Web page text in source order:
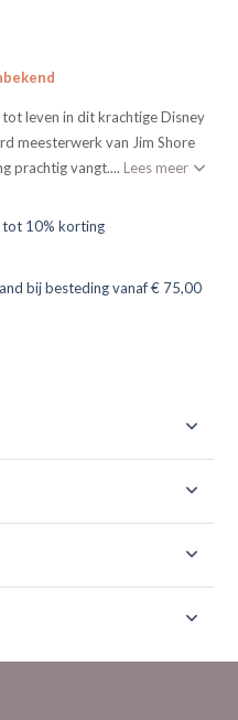
leven in dit krachtige Disney
meesterwerk van Jim Shore
prachtig vangt.... Lees meer
tot 10% korting
bij besteding vanaf € 75,00